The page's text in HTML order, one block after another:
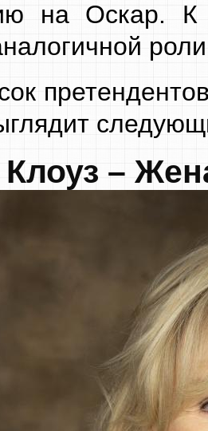
на Оскар.
Клоуз –